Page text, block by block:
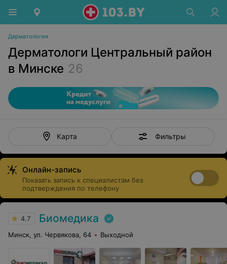
Дерматология
Дерматологи Центральный район
в Минске 26
Карта Фильтры
Онлайн-запись
Показать запись к специалистам без
подтверждения по телефону
4.7 Биомедика
Минск, ул. Червякова, 64 Выходной